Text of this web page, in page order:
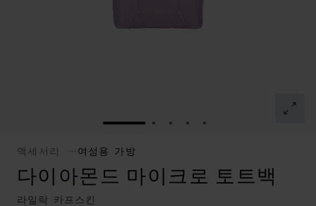
슬라이드로 이동 1
슬라이드로 이동 2
슬라이드로 이동 3
슬라이드로 이동 4
슬라이드로 이동 5
액세서리 여성용 가방
다이아몬드 마이크로 토트백
라일락 카프스킨